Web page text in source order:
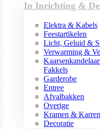
In Inrichting &
Elektra & Kabels
Feestartikelen
Licht, Geluid &
Verwarming &
Fakkels
Garderobe
Entree
Afvalbakken
Overige
Kramen & Karren
Decoratie